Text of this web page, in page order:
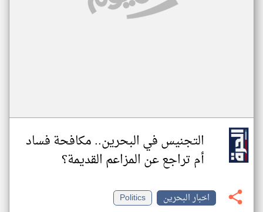
التجنيس في البحرين.. مكافحة فساد
أم تراجع عن المزاعم القديمة؟
اخبار البحرين
Politics